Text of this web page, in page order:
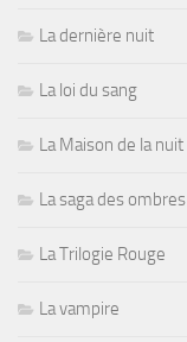
La dernière nuit
La loi du sang
La Maison de la nuit
La saga des ombres
La Trilogie Rouge
La vampire